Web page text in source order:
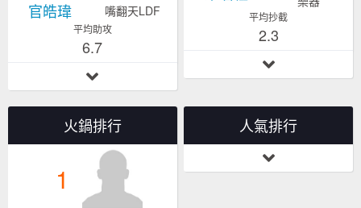
官皓瑋 嘴翻天LDF
平均助攻
6.7
平均抄截
2.3
火鍋排行
1
人氣排行